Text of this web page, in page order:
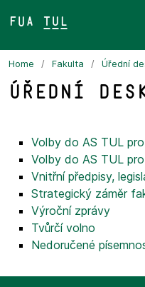
FUA TUL&
Home Fakulta Úřední
Úřední
Volby do AS TUL
Volby do AS TUL
Vnitřní předpisy,
Strategický záměr
Výroční zprávy
Tvůrčí volno
Nedoručené